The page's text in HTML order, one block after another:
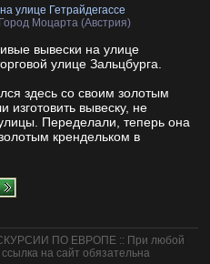
улице Гетрайдегассе
Моцарта (Австрия)
вывески на улице
улице Зальцбурга.
здесь со своим золотым
изготовить вывеску, не
Переделали, теперь она
крендельком в
ПО ЕВРОПЕ :: При любой
на сайт обязательна